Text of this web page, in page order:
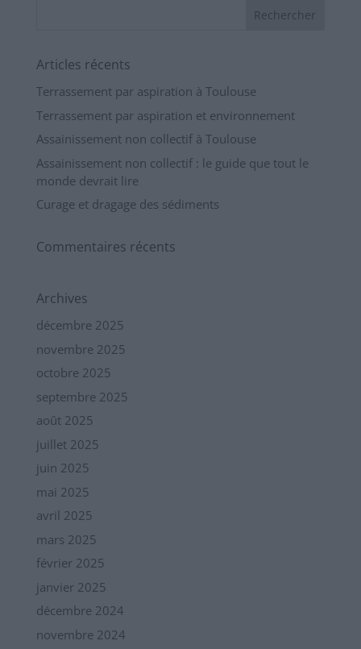
Articles récents
Terrassement par aspiration à Toulouse
Terrassement par aspiration et environnement
Assainissement non collectif à Toulouse
Assainissement non collectif : le guide que tout le
monde devrait lire
Curage et dragage des sédiments
Commentaires récents
Archives
décembre 2025
novembre 2025
octobre 2025
septembre 2025
août 2025
juillet 2025
juin 2025
mai 2025
avril 2025
mars 2025
février 2025
janvier 2025
décembre 2024
novembre 2024